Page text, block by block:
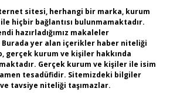
sitesi, herhangi bir marka, kurum
hiçbir bağlantısı bulunmamaktadır.
hazırladığımız makaleler
Burada yer alan içerikler haber niteliği
gerçek kurum ve kişiler hakkında
Gerçek kurum ve kişiler ile isim
tesadüfidir. Sitemizdeki bilgiler
tavsiye niteliği taşımazlar.